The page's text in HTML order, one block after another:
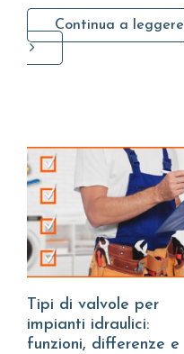
Continua a leggere
Tipi di valvole per
impianti idraulici:
funzioni, differenze e